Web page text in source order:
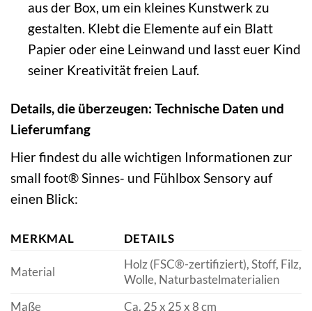
aus der Box, um ein kleines Kunstwerk zu
gestalten. Klebt die Elemente auf ein Blatt
Papier oder eine Leinwand und lasst euer Kind
seiner Kreativität freien Lauf.
Details, die überzeugen: Technische Daten und
Lieferumfang
Hier findest du alle wichtigen Informationen zur
small foot® Sinnes- und Fühlbox Sensory auf
einen Blick:
MERKMAL DETAILS
Material
Holz (FSC®-zertifiziert), Stoff, Filz,
Wolle, Naturbastelmaterialien
Maße
Ca. 25 x 25 x 8 cm